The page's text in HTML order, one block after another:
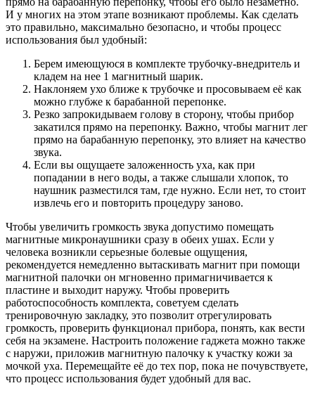
И у многих на этом этапе возникают проблемы. Как сделать
это правильно, максимально безопасно, и чтобы процесс
использования был удобный:
Берем имеющуюся в комплекте трубочку-внедритель и
кладем на нее 1 магнитный шарик.
Наклоняем ухо ближе к трубочке и просовываем её как
можно глубже к барабанной перепонке.
Резко запрокидываем голову в сторону, чтобы прибор
закатился прямо на перепонку. Важно, чтобы магнит лег
прямо на барабанную перепонку, это влияет на качество
звука.
Если вы ощущаете заложенность уха, как при
попадании в него воды, а также слышали хлопок, то
наушник разместился там, где нужно. Если нет, то стоит
извлечь его и повторить процедуру заново.
Чтобы увеличить громкость звука допустимо помещать
магнитные микронаушники сразу в обеих ушах. Если у
человека возникли серьезные болевые ощущения,
рекомендуется немедленно вытаскивать магнит при помощи
магнитной палочки он мгновенно примагничивается к
пластине и выходит наружу. Чтобы проверить
работоспособность комплекта, советуем сделать
тренировочную закладку, это позволит отрегулировать
громкость, проверить функционал прибора, понять, как вести
себя на экзамене. Настроить положение гаджета можно также
с наружи, приложив магнитную палочку к участку кожи за
мочкой уха. Перемещайте её до тех пор, пока не почувствуете,
что процесс использования будет удобный для вас.